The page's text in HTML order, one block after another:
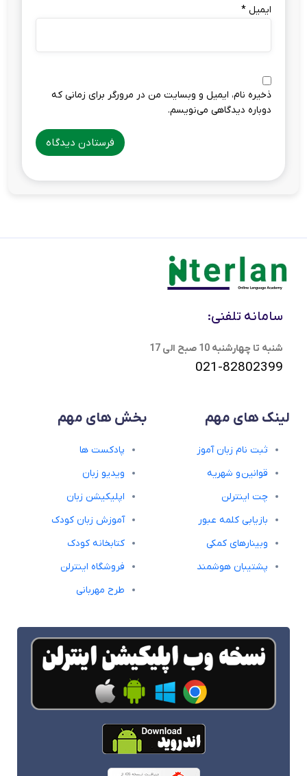
ایمیل *
ذخیره نام، ایمیل و وبسایت من در مرورگر برای زمانی که
دوباره دیدگاهی می‌نویسم.
سامانه تلفنی:
شنبه تا چهارشنبه 10 صبح الی 17
021-82802399
لینک های مهم
ثبت نام زبان آموز
قوانین و شهریه
چت اینترلن
بازیابی کلمه عبور
وبینارهای کمکی
پشتیبان هوشمند
بخش های مهم
پادکست ها
ویدیو زبان
اپلیکیشن زبان
آموزش زبان کودک
کتابخانه کودک
فروشگاه اینترلن
طرح مهربانی